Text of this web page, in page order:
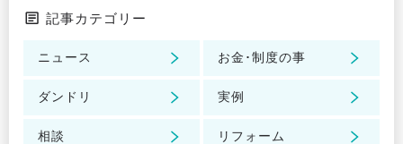
記事カテゴリー
ニュース お金･制度の事
ダンドリ 実例
相談 リフォーム